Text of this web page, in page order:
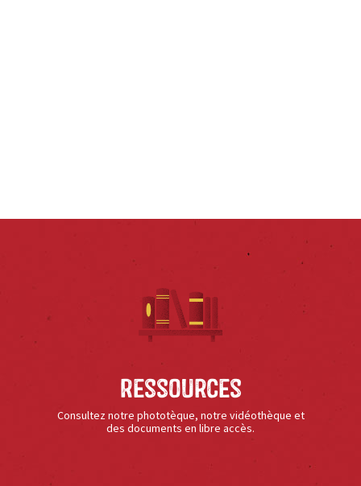
Ressources
Consultez notre phototèque, notre vidéothèque et
des documents en libre accès.